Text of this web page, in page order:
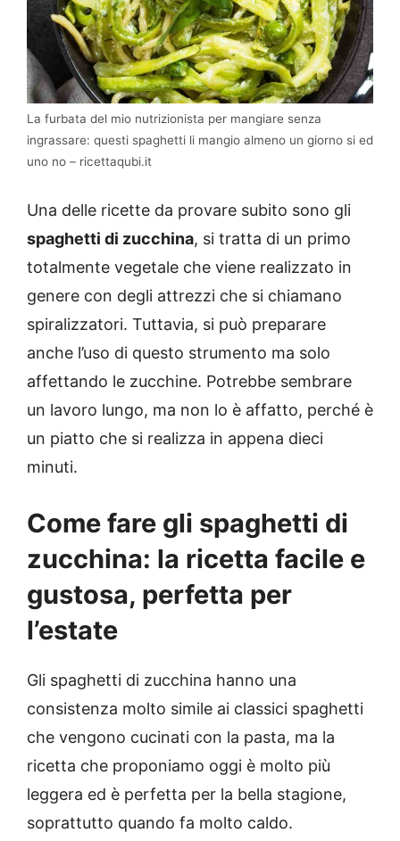
La furbata del mio nutrizionista per mangiare senza
ingrassare: questi spaghetti li mangio almeno un giorno si ed
uno no – ricettaqubi.it
Una delle ricette da provare subito sono gli
spaghetti di zucchina, si tratta di un primo
totalmente vegetale che viene realizzato in
genere con degli attrezzi che si chiamano
spiralizzatori. Tuttavia, si può preparare
anche l’uso di questo strumento ma solo
affettando le zucchine. Potrebbe sembrare
un lavoro lungo, ma non lo è affatto, perché è
un piatto che si realizza in appena dieci
minuti.
Come fare gli spaghetti di
zucchina: la ricetta facile e
gustosa, perfetta per
l’estate
Gli spaghetti di zucchina hanno una
consistenza molto simile ai classici spaghetti
che vengono cucinati con la pasta, ma la
ricetta che proponiamo oggi è molto più
leggera ed è perfetta per la bella stagione,
soprattutto quando fa molto caldo.